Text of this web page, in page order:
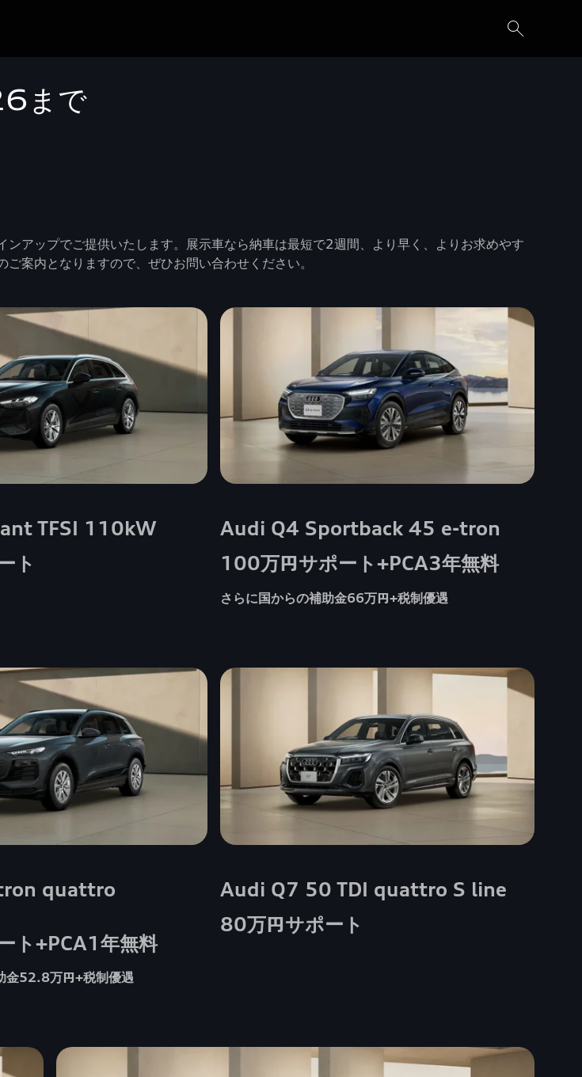
まで
アップでご提供いたします。展示車なら納車は最短で2週間、より早く、よりお求めやす
案内となりますので、ぜひお問い合わせください。
TFSI 110kW
ト
Audi Q4 Sportback 45 e-tron
100万円サポート+PCA3年無料
さらに国からの補助金66万円+税制優遇
quattro
ト+PCA1年無料
金52.8万円+税制優遇
Audi Q7 50 TDI quattro S line
80万円サポート